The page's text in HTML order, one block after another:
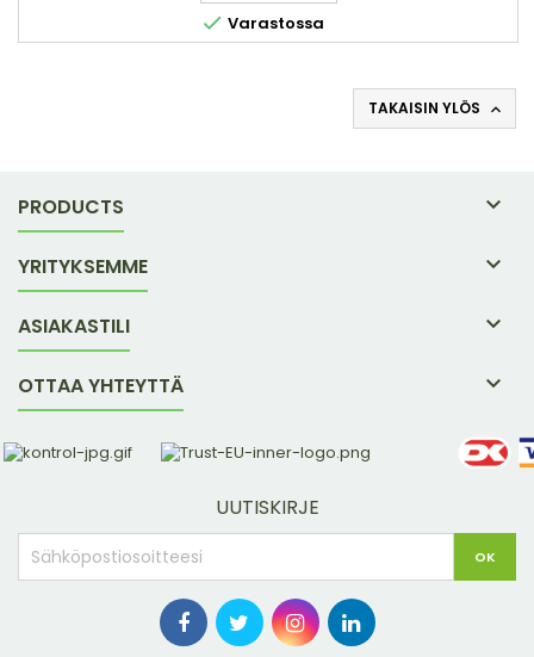
 Varastossa
TAKAISIN YLÖS 
PRODUCTS 
YRITYKSEMME 
ASIAKASTILI 
OTTAA YHTEYTTÄ 
UUTISKIRJE